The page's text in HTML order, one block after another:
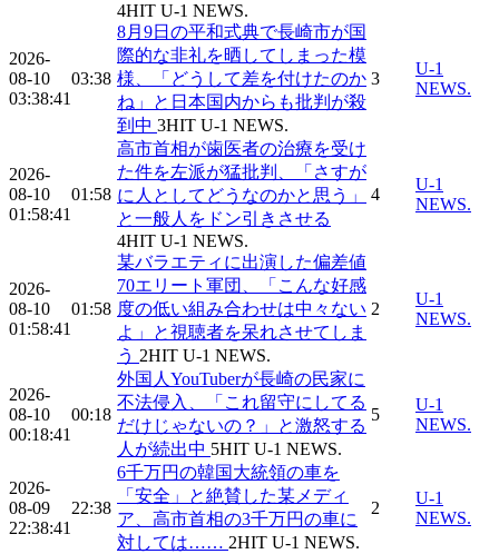
4HIT U-1 NEWS.
2026-
08-10
03:38:41
03:38
8月9日の平和式典で長崎市が国
際的な非礼を晒してしまった模
様、「どうして差を付けたのか
ね」と日本国内からも批判が殺
到中 3HIT U-1 NEWS.
3
U-1
NEWS.
2026-
08-10
01:58:41
01:58
高市首相が歯医者の治療を受け
た件を左派が猛批判、「さすが
に人としてどうなのかと思う」
と一般人をドン引きさせる
4HIT U-1 NEWS.
4
U-1
NEWS.
2026-
08-10
01:58:41
01:58
某バラエティに出演した偏差値
70エリート軍団、「こんな好感
度の低い組み合わせは中々ない
よ」と視聴者を呆れさせてしま
う 2HIT U-1 NEWS.
2
U-1
NEWS.
2026-
08-10
00:18:41
00:18
外国人YouTuberが長崎の民家に
不法侵入、「これ留守にしてる
だけじゃないの？」と激怒する
人が続出中 5HIT U-1 NEWS.
5
U-1
NEWS.
2026-
08-09
22:38:41
22:38
6千万円の韓国大統領の車を
「安全」と絶賛した某メディ
ア、高市首相の3千万円の車に
対しては…… 2HIT U-1 NEWS.
2
U-1
NEWS.